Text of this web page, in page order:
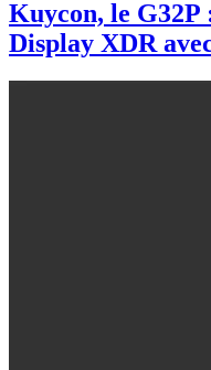
Kuycon, le
Display XDR